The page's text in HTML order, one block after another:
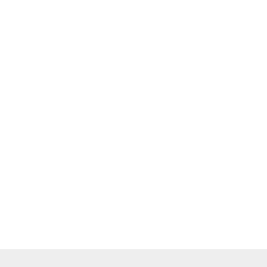
Enzymaktivität ab.
(z.B.